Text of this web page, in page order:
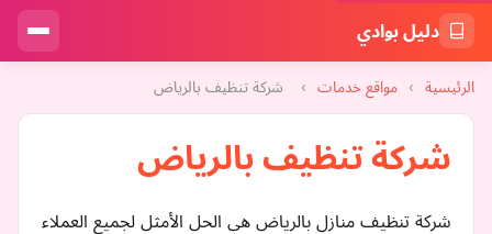
دليل بوادي
الرئيسية › مواقع خدمات › شركة تنظيف بالرياض
شركة تنظيف بالرياض
شركة تنظيف منازل بالرياض هي الحل الأمثل لجميع العملاء